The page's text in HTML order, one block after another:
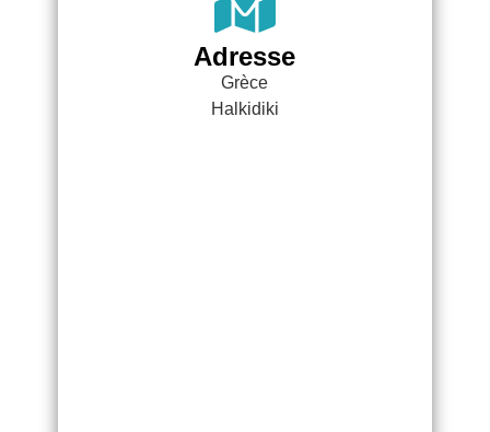
Adresse
Grèce
Halkidiki